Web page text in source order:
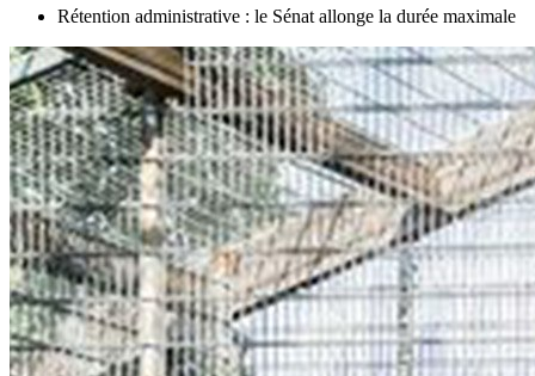
Rétention administrative : le Sénat allonge la durée maximale